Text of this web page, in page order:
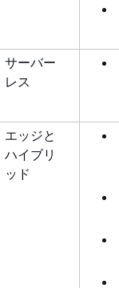
サーバー
レス
エッジと
ハイブリ
ッド